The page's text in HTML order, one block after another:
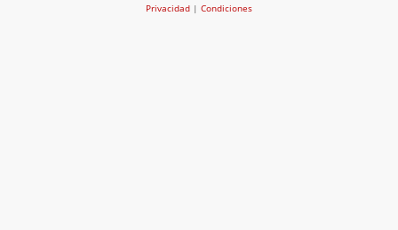
Privacidad | Condiciones